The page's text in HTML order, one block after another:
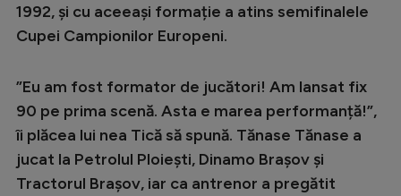
Intră în cont
1992, și cu aceeași formație a atins semifinalele
Cupei Campionilor Europeni.
”Eu am fost formator de jucători! Am lansat fix
90 pe prima scenă. Asta e marea performanță!”,
îi plăcea lui nea Tică să spună. Tănase Tănase a
jucat la Petrolul Ploiești, Dinamo Brașov și
Tractorul Brașov, iar ca antrenor a pregătit